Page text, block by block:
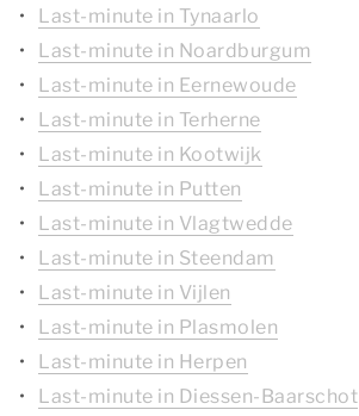
Last-minute in Tynaarlo
Last-minute in Noardburgum
Last-minute in Eernewoude
Last-minute in Terherne
Last-minute in Kootwijk
Last-minute in Putten
Last-minute in Vlagtwedde
Last-minute in Steendam
Last-minute in Vijlen
Last-minute in Plasmolen
Last-minute in Herpen
Last-minute in Diessen-Baarschot